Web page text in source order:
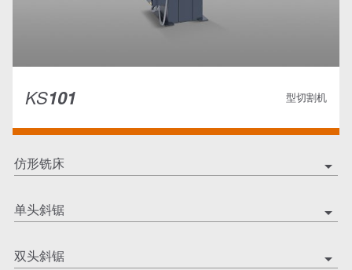
KS101 型切割机
仿形铣床 arrow_drop_down
单头斜锯 arrow_drop_down
双头斜锯 arrow_drop_down